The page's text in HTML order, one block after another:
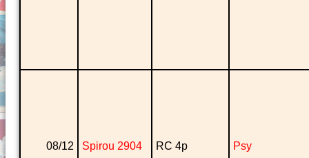
08/12 Spirou 2904 RC 4p Psy